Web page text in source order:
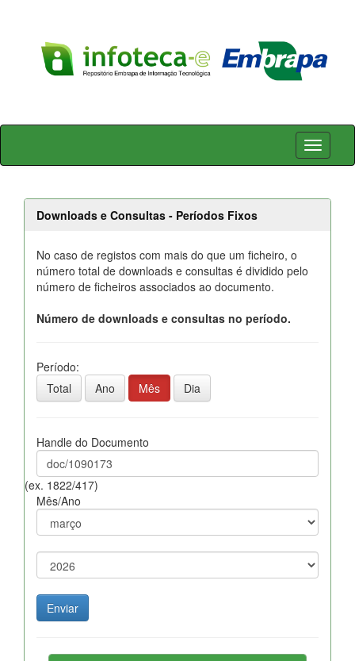
Skip
Downloads e Consultas - Períodos Fixos
No caso de registos com mais do que um ficheiro, o
número total de downloads e consultas é dividido pelo
número de ficheiros associados ao documento.
Número de downloads e consultas no período.
Período:
Total
Ano Mês Dia
Handle do Documento
(ex. 1822/417)
Mês/Ano